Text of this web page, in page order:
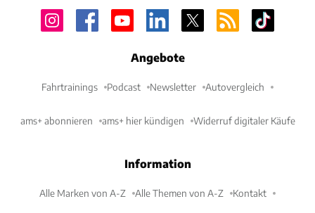
Angebote
Fahrtrainings Podcast Newsletter Autovergleich
ams+ abonnieren ams+ hier kündigen Widerruf digitaler Käufe
Information
Alle Marken von A-Z Alle Themen von A-Z Kontakt